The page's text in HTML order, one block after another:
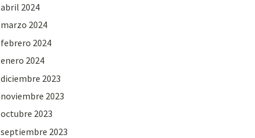
abril 2024
marzo 2024
febrero 2024
enero 2024
diciembre 2023
noviembre 2023
octubre 2023
septiembre 2023